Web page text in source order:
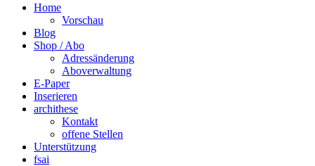
Home
Vorschau
Blog
Shop / Abo
Adressänderung
Aboverwaltung
E-Paper
Inserieren
archithese
Kontakt
offene Stellen
Unterstützung
fsai